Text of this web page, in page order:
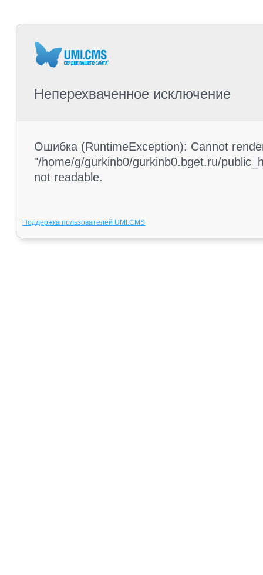
Неперехваченное исключение
Ошибка (RuntimeException): Cannot
"/home/g/gurkinb0/gurkinb0.bget.ru/
not readable.
Поддержка пользователей UMI.CMS